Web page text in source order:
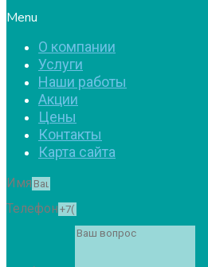
Menu
О компании
Услуги
Наши работы
Акции
Цены
Контакты
Карта сайта
Имя
Телефон